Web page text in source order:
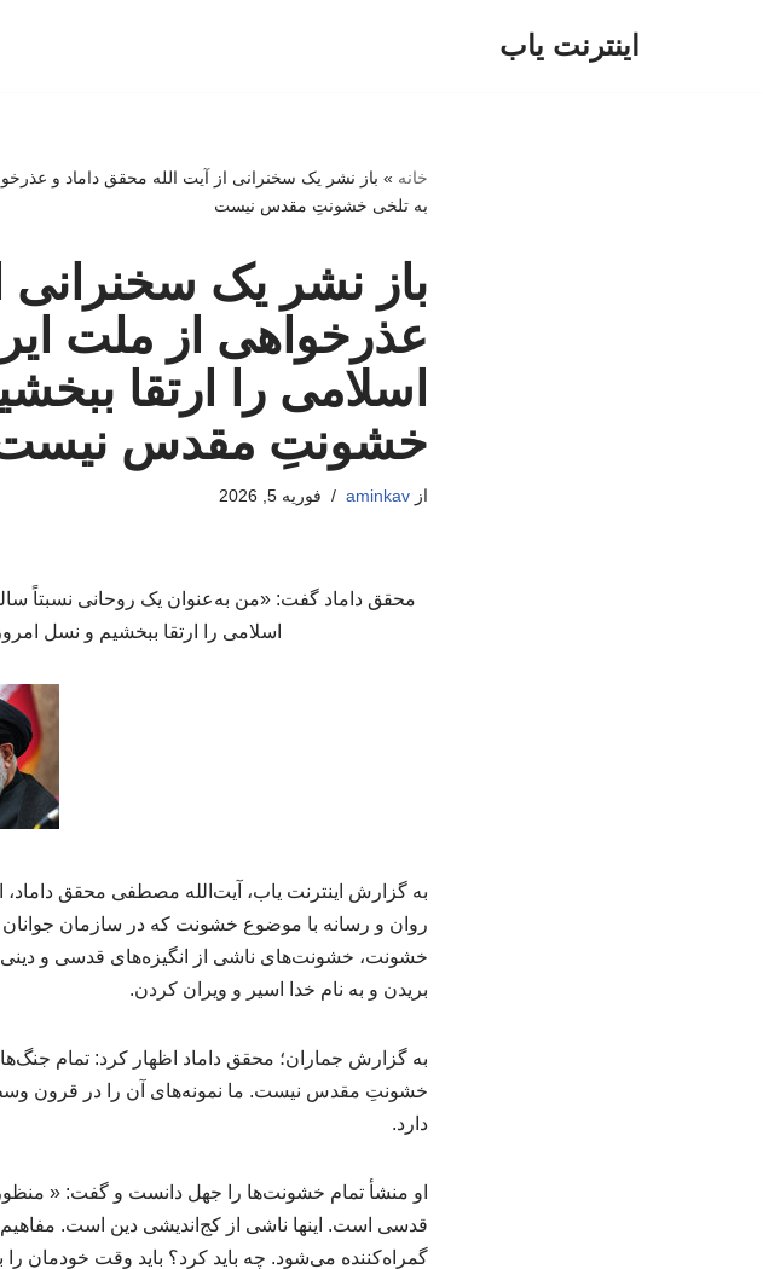
اینترنت یاب
خانه » باز نشر یک سخنرانی از آیت الله محقق داماد و
به تلخی خشونتِ مقدس نیست
باز نشر یک سخنرانی
عذرخواهی از ملت
اسلامی را ارتقا
خشونتِ مقدس
ازaminkav فوریه 5, 2026
محقق داماد گفت: «من به‌عنوان یک روحانی نسبتاً
اسلامی را ارتقا ببخشیم و نسل
به گزارش اینترنت یاب، آیت‌الله مصطفی محقق
روان و رسانه با موضوع خشونت که در سازمان جوانان
خشونت، خشونت‌های ناشی از انگیزه‌های قدسی و
بریدن و به نام خدا اسیر و ویران کردن.
به گزارش جماران؛ محقق داماد اظهار کرد: تمام
خشونتِ مقدس نیست. ما نمونه‌های آن را در قرون وسطی
دارد.
او منشأ تمام خشونت‌ها را جهل دانست و گفت: «
قدسی است. اینها ناشی از کج‌اندیشی دین است.
گمراه‌کننده می‌شود. چه باید کرد؟ باید وقت خودمان